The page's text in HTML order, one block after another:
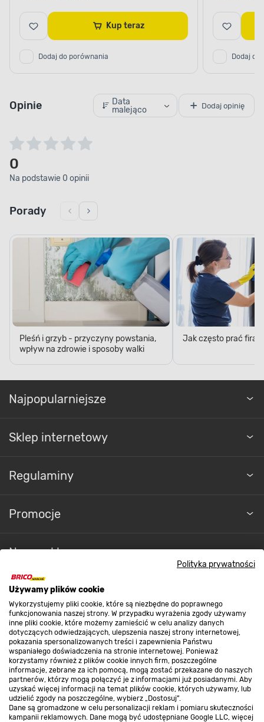
Polityka prywatności
Używamy plików cookie
Wykorzystujemy pliki cookie, które są niezbędne do poprawnego
funkcjonowania naszej strony. W przypadku wyrażenia zgody używamy
inne pliki cookie, które możemy zamieścić w celu analizy danych
dotyczących odwiedzających, ulepszenia naszej strony internetowej,
pokazania spersonalizowanych treści i zapewnienia Państwu
wspaniałego doświadczenia na stronie internetowej. Ponieważ
korzystamy również z plików cookie innych firm, poszczególne
informacje, zebrane za ich pomocą, mogą zostać przekazane do naszych
partnerów, którzy mogą połączyć je z informacjami już posiadanymi. Aby
uzyskać więcej informacji na temat plików cookie, których używamy, lub
udzielić zgody na poszczególne, wybierz „Dostosuj”.
Dane są gromadzone w celu personalizacji reklam i pomiaru skuteczności
kampanii reklamowych. Dane mogą być udostępniane Google LLC, więcej
Kup teraz
Dodaj do porównania Dodaj do
Opinie
Data
malejąco
Dodaj opinię
0
Na podstawie 0 opinii
Porady
Pleśń i grzyb - przyczyny powstania,
wpływ na zdrowie i sposoby walki
Jak często prać
Najpopularniejsze
Sklep internetowy
Regulaminy
Promocje
Nasze sklepy
O nas
Kontakt do sklepu
Strefa biznesu
Dołącz do nas